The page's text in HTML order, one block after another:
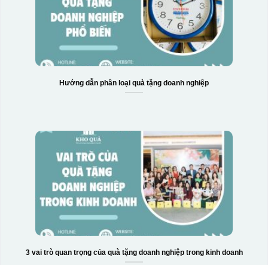
Hướng dẫn phân loại quà tặng doanh nghiệp
3 vai trò quan trọng của quà tặng doanh nghiệp trong kinh doanh